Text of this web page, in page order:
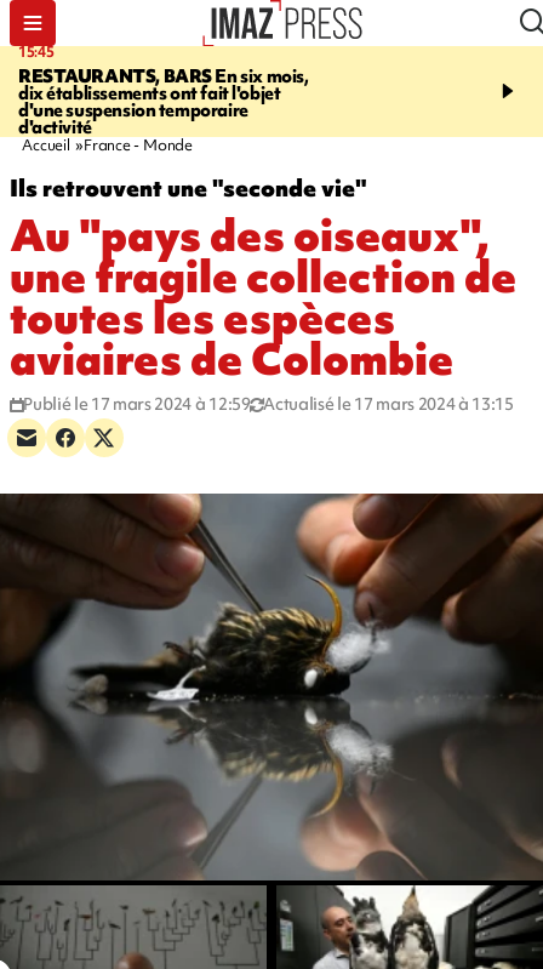
15:45
RESTAURANTS, BARSEn six mois,
dix établissements ont fait l'objet
d'une suspension temporaire
d'activité
17:17
Angeles, un homme vit
Accueil France - Monde
Ils retrouvent une "seconde vie"
Au "pays des oiseaux",
une fragile collection de
toutes les espèces
aviaires de Colombie
Publié le 17 mars 2024 à 12:59 Actualisé le 17 mars 2024 à 13:15